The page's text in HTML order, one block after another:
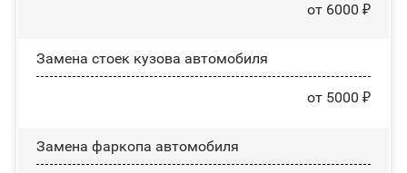
от 6000 ₽
Замена стоек кузова автомобиля
от 5000 ₽
Замена фаркопа автомобиля